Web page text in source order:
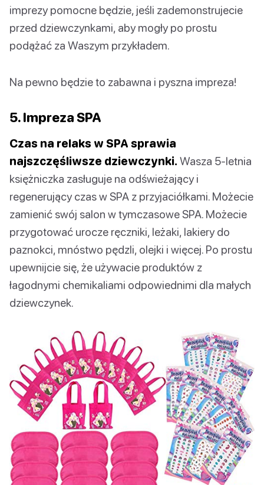
imprezy pomocne będzie, jeśli zademonstrujecie
przed dziewczynkami, aby mogły po prostu
podążać za Waszym przykładem.
Na pewno będzie to zabawna i pyszna impreza!
5. Impreza SPA
Czas na relaks w SPA sprawia
najszczęśliwsze dziewczynki. Wasza 5-letnia
księżniczka zasługuje na odświeżający i
regenerujący czas w SPA z przyjaciółkami. Możecie
zamienić swój salon w tymczasowe SPA. Możecie
przygotować urocze ręczniki, leżaki, lakiery do
paznokci, mnóstwo pędzli, olejki i więcej. Po prostu
upewnijcie się, że używacie produktów z
łagodnymi chemikaliami odpowiednimi dla małych
dziewczynek.